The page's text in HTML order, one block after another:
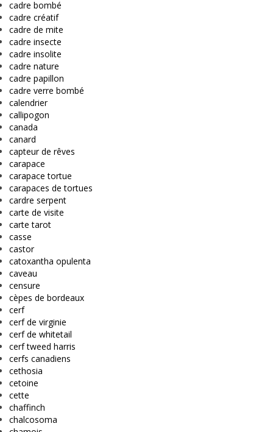
cadre bombé
cadre créatif
cadre de mite
cadre insecte
cadre insolite
cadre nature
cadre papillon
cadre verre bombé
calendrier
callipogon
canada
canard
capteur de rêves
carapace
carapace tortue
carapaces de tortues
cardre serpent
carte de visite
carte tarot
casse
castor
catoxantha opulenta
caveau
censure
cèpes de bordeaux
cerf
cerf de virginie
cerf de whitetail
cerf tweed harris
cerfs canadiens
cethosia
cetoine
cette
chaffinch
chalcosoma